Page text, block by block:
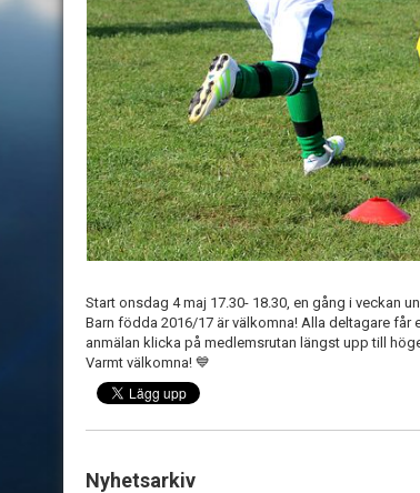
Start onsdag 4 maj 17.30- 18.30, en gång i veckan
Barn födda 2016/17 är välkomna! Alla deltagare får
anmälan klicka på medlemsrutan längst upp till
Varmt välkomna! 💙
Nyhetsarkiv